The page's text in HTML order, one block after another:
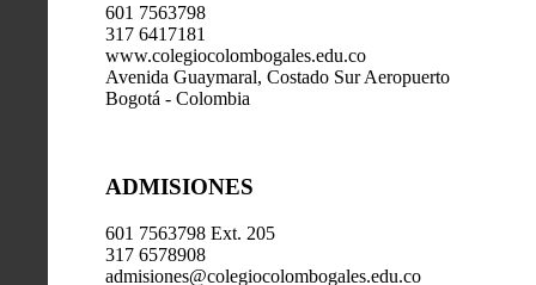
601 7563798
317 6417181
www.colegiocolombogales.edu.co
Avenida Guaymaral, Costado Sur Aeropuerto
Bogotá - Colombia
ADMISIONES
601 7563798 Ext. 205
317 6578908
admisiones@colegiocolombogales.edu.co